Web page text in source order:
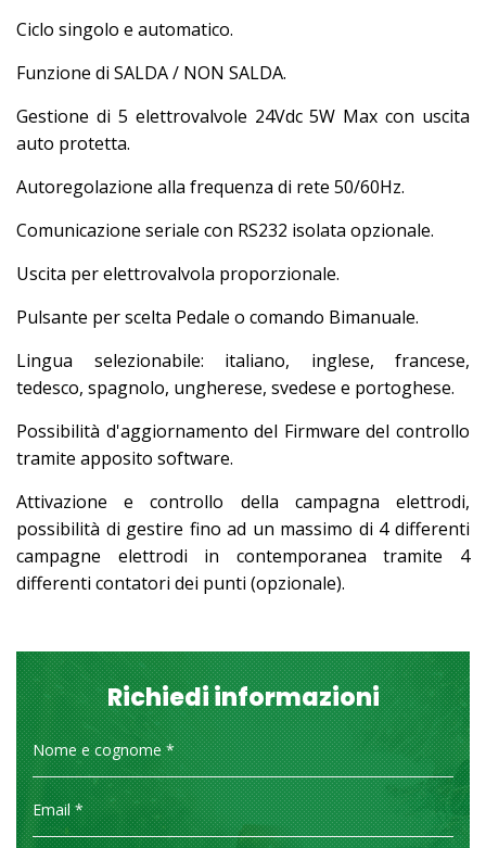
Ciclo singolo e automatico.
Funzione di SALDA / NON SALDA.
Gestione di 5 elettrovalvole 24Vdc 5W Max con uscita
auto protetta.
Autoregolazione alla frequenza di rete 50/60Hz.
Comunicazione seriale con RS232 isolata opzionale.
Uscita per elettrovalvola proporzionale.
Pulsante per scelta Pedale o comando Bimanuale.
Lingua selezionabile: italiano, inglese, francese,
tedesco, spagnolo, ungherese, svedese e portoghese.
Possibilità d'aggiornamento del Firmware del controllo
tramite apposito software.
Attivazione e controllo della campagna elettrodi,
possibilità di gestire fino ad un massimo di 4 differenti
campagne elettrodi in contemporanea tramite 4
differenti contatori dei punti (opzionale).
Richiedi informazioni